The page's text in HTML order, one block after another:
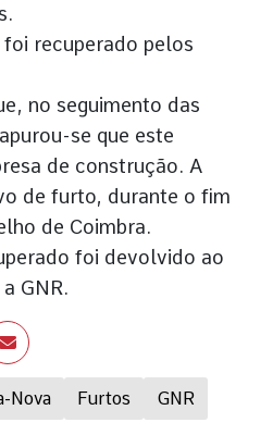
Nova Furtos GNR
recuperado pelos
no seguimento das
se que este
de construção. A
de furto, durante o fim
de Coimbra.
foi devolvido ao
GNR.